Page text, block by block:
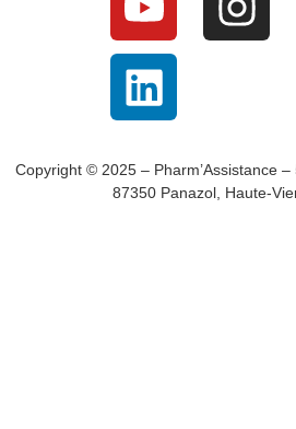
Copyright © 2025 – Pharm’Assistance
87350 Panazol, Haute-